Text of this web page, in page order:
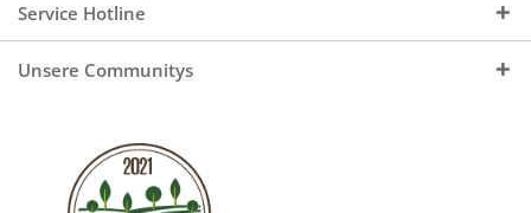
Service Hotline
Unsere Communitys